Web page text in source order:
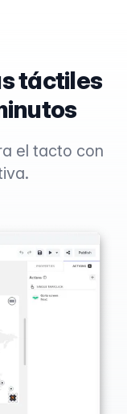
táctiles
el tacto con